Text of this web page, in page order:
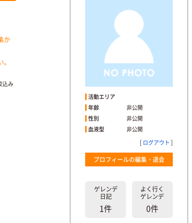
か
込み
活動エリア
年齢
非公開
性別
非公開
血液型
非公開
[ログアウト]
プロフィールの編集・退会
ゲレンデ
日記
1件
よく行く
ゲレンデ
0件